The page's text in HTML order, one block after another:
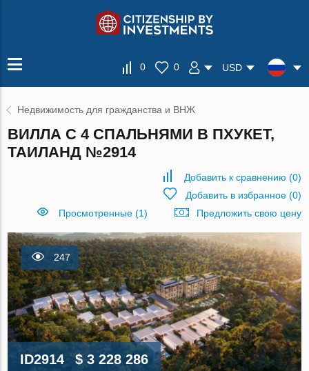
0 0 USD
Недвижимость для гражданства и ВНЖ
ВИЛЛА С 4 СПАЛЬНЯМИ В ПХУКЕТ,
ТАИЛАНД №2914
Добавить к сравнению (0)
Добавить в избранное(0)
Просмотренные (1)
Предложить свою цену
247
ID2914 $ 3 228 286